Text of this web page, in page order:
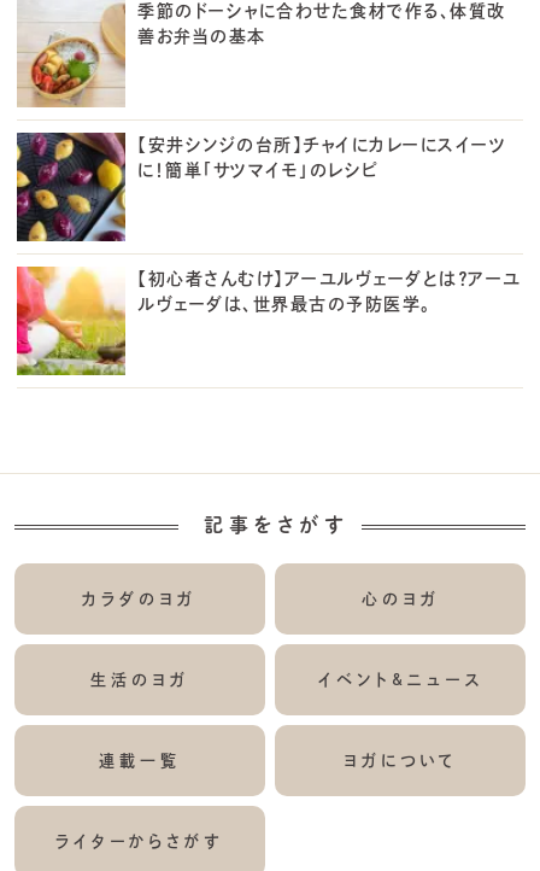
季節のドーシャに合わせた食材で作る、体質改
善お弁当の基本
【安井シンジの台所】チャイにカレーにスイーツ
に！簡単「サツマイモ」のレシピ
【初心者さんむけ】アーユルヴェーダとは？アーユ
ルヴェーダは、世界最古の予防医学。
記事をさがす
カラダのヨガ 心のヨガ
生活のヨガ イベント&ニュース
連載一覧 ヨガについて
ライターからさがす